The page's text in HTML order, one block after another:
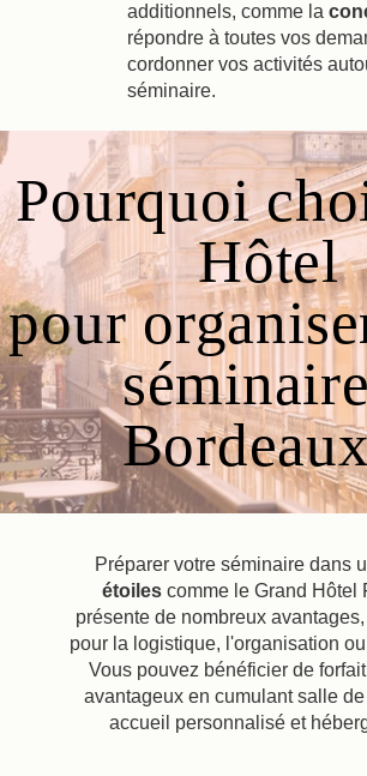
additionnels, comme la
répondre à toutes vos
cordonner vos activités
séminaire.
Pourquoi
Hôtel
pour
Préparer votre séminaire dans
étoilescomme le Grand Hôtel
présente de nombreux
pour la logistique, l'organisation ou
Vous pouvez bénéficier de
avantageux en cumulant salle
accueil personnalisé et